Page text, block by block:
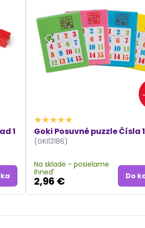
1
Goki Posuvné puzzle Čísla
(GKI13186)
Na sklade - posielame
ihneď
2,96 € Do